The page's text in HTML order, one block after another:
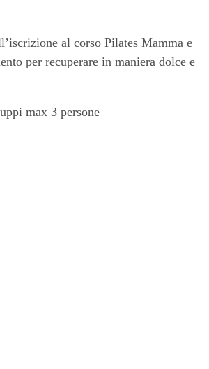
al corso Pilates Mamma e
per recuperare in maniera dolce e
max 3 persone